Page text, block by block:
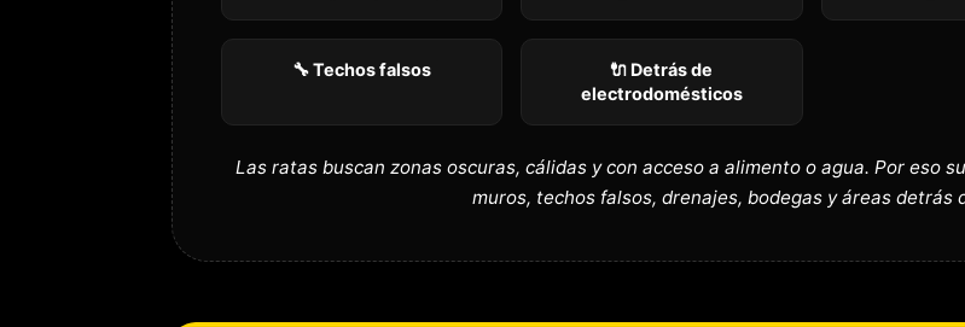
🔧 Techos falsos
🔌 Detrás de
electrodomésticos
Las ratas buscan zonas oscuras, cálidas y con acceso a alimento o agua. Por eso
muros, techos falsos, drenajes, bodegas y áreas detrás